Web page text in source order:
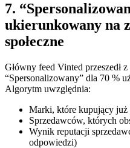
7.
ukierunkowany na
społeczne
Główny feed Vinted przeszedł
“Spersonalizowany” dla 70 %
Algorytm uwzględnia:
Marki, które kupujący już
Sprzedawców, których
Wynik reputacji
odpowiedzi)